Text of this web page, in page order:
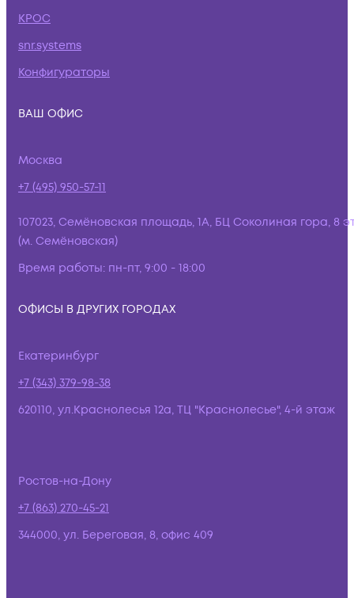
КРОС
snr.systems
Конфигураторы
ВАШ ОФИС
Москва
+7 (495) 950-57-11
107023, Семёновская площадь, 1А, БЦ Соколиная гора, 8
(м. Семёновская)
Время работы: пн-пт, 9:00 - 18:00
ОФИСЫ В ДРУГИХ ГОРОДАХ
Екатеринбург
+7 (343) 379-98-38
620110, ул.Краснолесья 12а, ТЦ "Краснолесье", 4-й этаж
Ростов-на-Дону
+7 (863) 270-45-21
344000, ул. Береговая, 8, офис 409